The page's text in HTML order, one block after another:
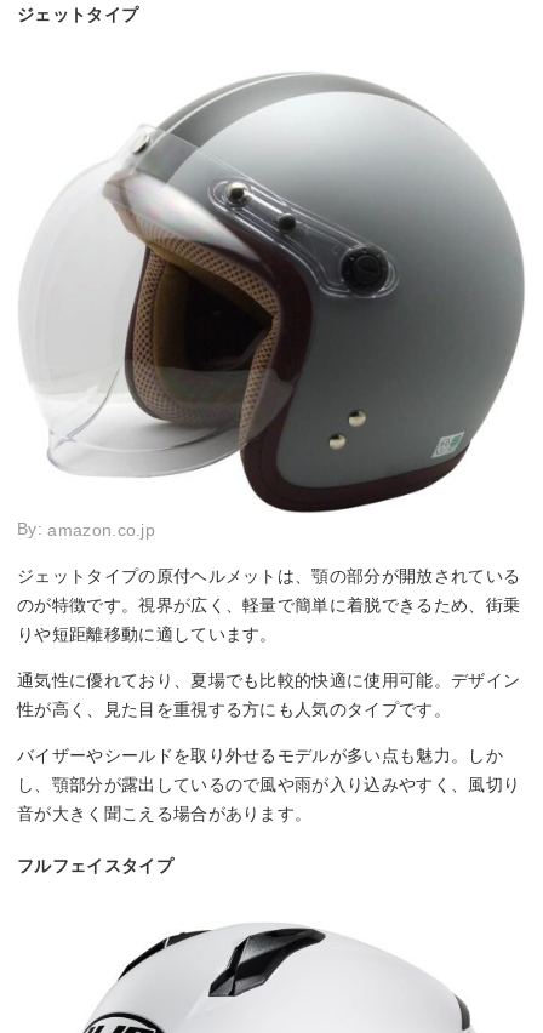
ジェットタイプ
By:amazon.co.jp
ジェットタイプの原付ヘルメットは、顎の部分が開放されている
のが特徴です。視界が広く、軽量で簡単に着脱できるため、街乗
りや短距離移動に適しています。
通気性に優れており、夏場でも比較的快適に使用可能。デザイン
性が高く、見た目を重視する方にも人気のタイプです。
バイザーやシールドを取り外せるモデルが多い点も魅力。しか
し、顎部分が露出しているので風や雨が入り込みやすく、風切り
音が大きく聞こえる場合があります。
フルフェイスタイプ